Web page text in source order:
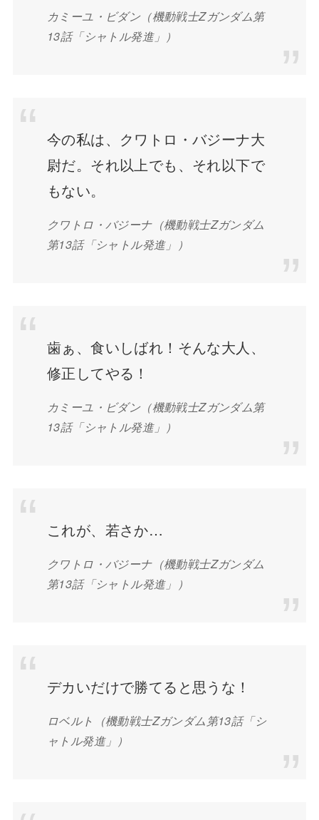
カミーユ・ビダン （機動戦士Zガンダム第
13話「シャトル発進」）
今の私は、クワトロ・バジーナ大
尉だ。それ以上でも、それ以下で
もない。
クワトロ・バジーナ（機動戦士Zガンダム
第13話「シャトル発進」）
歯ぁ、食いしばれ！そんな大人、
修正してやる！
カミーユ・ビダン （機動戦士Zガンダム第
13話「シャトル発進」）
これが、若さか…
クワトロ・バジーナ（機動戦士Zガンダム
第13話「シャトル発進」）
デカいだけで勝てると思うな！
ロベルト
（機動戦士Zガンダム第13話「シ
ャトル発進」）